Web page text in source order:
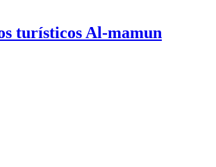
turísticos Al-mamun